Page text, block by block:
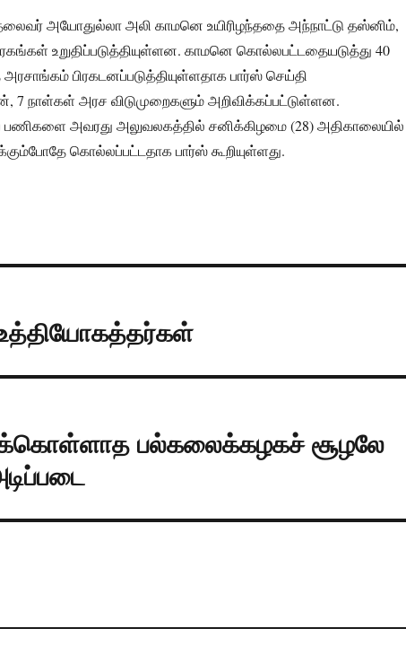
அயோதுல்லா அலி காமனெ உயிரிழந்ததை அந்நாட்டு தஸ்னிம்,
உறுதிப்படுத்தியுள்ளன. காமனெ கொல்லபட்டதையடுத்து 40
பிரகடனப்படுத்தியுள்ளதாக பார்ஸ் செய்தி
7 நாள்கள் அரச விடுமுறைகளும் அறிவிக்கப்பட்டுள்ளன.
பணிகளை அவரது அலுவலகத்தில் சனிக்கிழமை (28) அதிகாலையில்
கொல்லப்பட்டதாக பார்ஸ் கூறியுள்ளது.
பல்கலைக்கழகச் சூழலே